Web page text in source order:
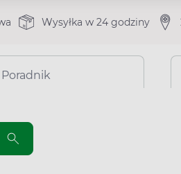
Wysyłka w 24 godziny
Poradnik